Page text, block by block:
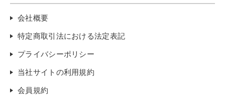
会社概要
特定商取引法における法定表記
プライバシーポリシー
当社サイトの利用規約
会員規約